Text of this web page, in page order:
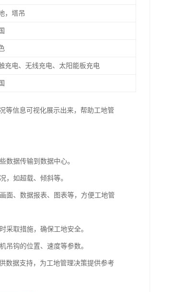
，塔吊
充电、无线充电、太阳能板充电
等信息可视化展示出来，帮助工地管
数据传输到数据中心。
，如超载、倾斜等。
面、数据报表、图表等，方便工地管
采取措施，确保工地安全。
吊钩的位置、速度等参数。
数据支持，为工地管理决策提供参考